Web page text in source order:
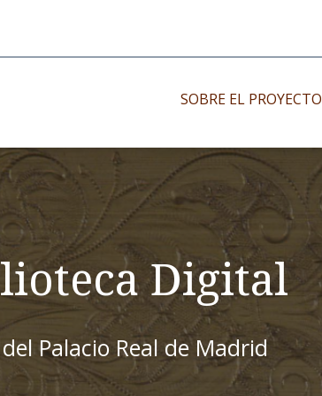
SOBRE EL PROYECTO
Impresos antiguos
Impresos modernos
Impresos menores
Digital
Palacio Real de Madrid